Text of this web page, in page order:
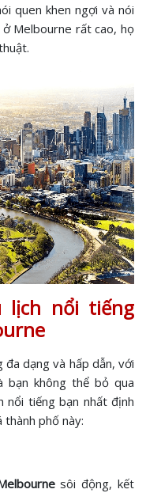
quen khen ngợi và nói
Melbourne rất cao, họ
lịch nổi tiếng
dạng và hấp dẫn, với
bạn không thể bỏ qua
nổi tiếng bạn nhất định
thành phố này:
sôi động, kết